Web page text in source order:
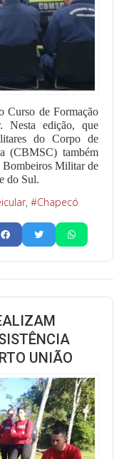
Curso de Formação
Nesta edição, que
do Corpo de
(CBMSC) também
Bombeiros Militar de
do Sul.
Chapecó
UNIÃO